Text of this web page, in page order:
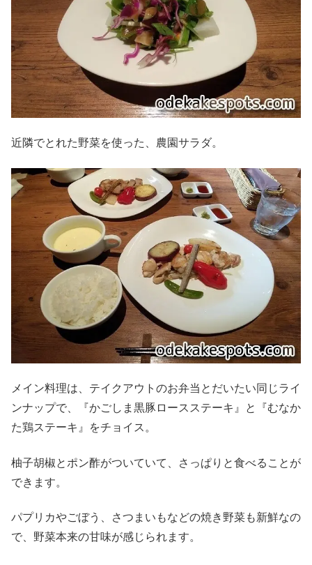
近隣でとれた野菜を使った、農園サラダ。
メイン料理は、テイクアウトのお弁当とだいたい同じライ
ンナップで、『かごしま黒豚ロースステーキ』と『むなか
た鶏ステーキ』をチョイス。
柚子胡椒とポン酢がついていて、さっぱりと食べることが
できます。
パプリカやごぼう、さつまいもなどの焼き野菜も新鮮なの
で、野菜本来の甘味が感じられます。